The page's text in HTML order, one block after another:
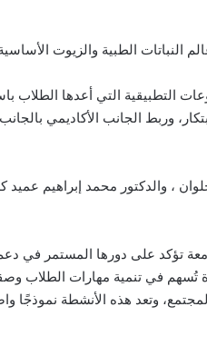
الطبية والزيوت الأساسية
التطبيقية التي أعدها الطلاب
وربط الجانب الأكاديمي
، والدكتور محمد إبراهيم عميد
تؤكد على دورها المستمر في دعم
تُسهم في تنمية مهارات الطلاب
وتعد هذه الأنشطة نموذجًا